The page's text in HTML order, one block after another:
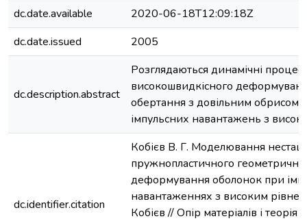
dc.date.available
2020-06-18T12:09:18Z
dc.date.issued
2005
dc.description.abstract
Розглядаються динамічні
високошвидкісного
обертання з довільним обрисом
імпульсних навантажень з
dc.identifier.citation
Кобієв В. Г. Моделювання
пружнопластичного геометрично
деформування оболонок при
навантаженнях з високим рівнем
Кобієв // Опір матеріалів і теорія